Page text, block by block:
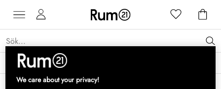
Få 15 % rabatt på Grythyttan Stålmöbler* →
We care about your privacy!